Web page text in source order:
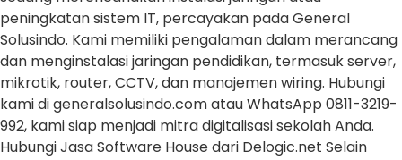
peningkatan sistem IT, percayakan pada General
Solusindo. Kami memiliki pengalaman dalam merancang
dan menginstalasi jaringan pendidikan, termasuk server,
mikrotik, router, CCTV, dan manajemen wiring. Hubungi
kami di generalsolusindo.com atau WhatsApp 0811-3219-
992, kami siap menjadi mitra digitalisasi sekolah Anda.
Hubungi Jasa Software House dari Delogic.net Selain